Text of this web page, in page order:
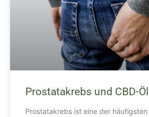
Prostatakrebs und CBD-Öl
Prostatakrebs ist eine der